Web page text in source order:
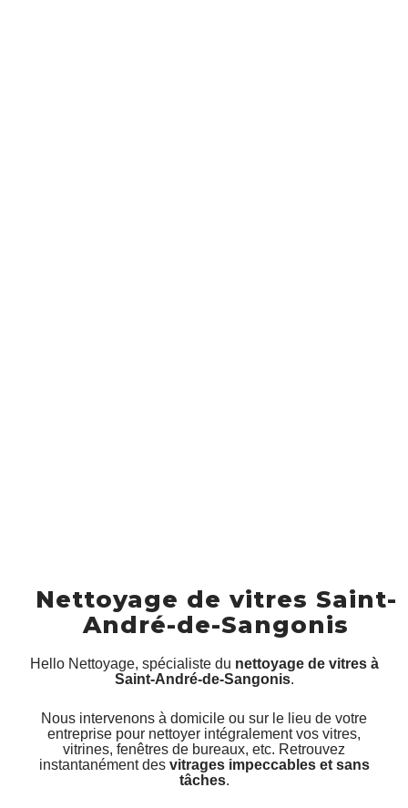
Nettoyage de vitres Saint-
André-de-Sangonis
Hello Nettoyage, spécialiste du nettoyage de vitres à
Saint-André-de-Sangonis.
Nous intervenons à domicile ou sur le lieu de votre
entreprise pour nettoyer intégralement vos vitres,
vitrines, fenêtres de bureaux, etc. Retrouvez
instantanément des vitrages impeccables et sans
tâches.